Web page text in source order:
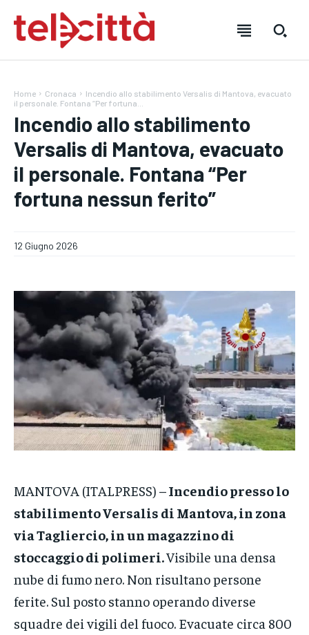
HOME
CRONACA
VENETO
POLITICA
ECONOMIA
SPORT
CONTATTI
HOME
DIRETTE RADIO
VENETO
POLITICA
ECONOMIA
SPORT
CONTATTI
HOME
DIRETTE RADIO
VENETO
POLITICA
ECONOMIA
SPORT
CONTATTI
Home Cronaca
Incendio allo stabilimento Versalis di Mantova, evacuato
il personale. Fontana “Per fortuna...
Incendio allo stabilimento
Versalis di Mantova, evacuato
il personale. Fontana “Per
fortuna nessun ferito”
12 Giugno 2026
MANTOVA (ITALPRESS) –Incendio presso lo
stabilimento Versalis di Mantova, in zona
via Tagliercio, in un magazzino di
stoccaggio di polimeri.Visibile una densa
nube di fumo nero. Non risultano persone
ferite. Sul posto stanno operando diverse
squadre dei vigili del fuoco. Evacuate circa 800